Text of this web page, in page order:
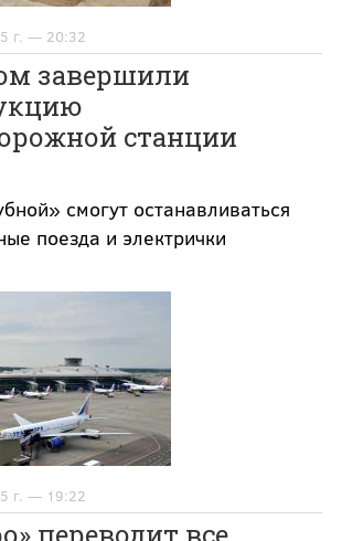
г. — 20:32
завершили
станции
смогут останавливаться
поезда и электрички
г. — 19:22